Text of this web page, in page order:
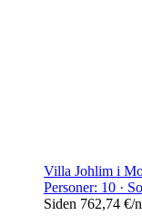
Villa Johlim i
Personer: 10 ·
Siden 762,74 €/